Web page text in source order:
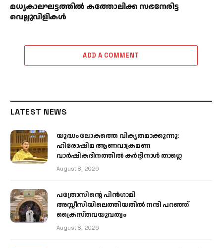
മധ്യകാലഘട്ടത്തില്‍ കത്തോലിക്ക സഭനേരിട്ട
വെല്ലുവിളികള്‍
ADD A COMMENT
LATEST NEWS
യുദ്ധം ലോകത്തെ വികൃതമാക്കുന്നു:
ഹിരോഷിമ ആണവാക്രമണ
വാർഷികദിനത്തിൽ കർദ്ദിനാൾ താഗ്ലെ
August 8, 2026
പത്രോസിന്റെ പിൻഗാമി
അസ്സീസിയിലെത്തിയതിൽ നന്ദി പറഞ്ഞ്
ക്രൈസ്തവയുവത്വം
August 8, 2026